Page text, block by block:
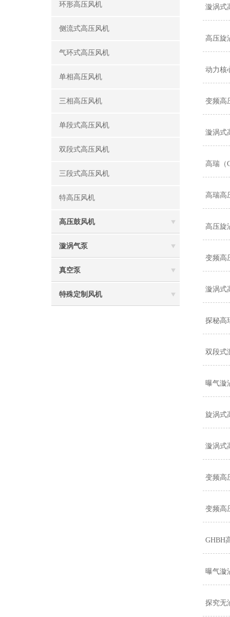
环形高压风机
侧流式高压风机
气环式高压风机
单相高压风机
三相高压风机
单段式高压风机
双段式高压风机
三段式高压风机
特高压风机
高压鼓风机
漩涡气泵
真空泵
特殊定制风机
漩涡式
高压旋
动力核
变频高
漩涡式
高瑞（
高瑞高
高压旋
变频高
漩涡式
探秘高
双段式
曝气漩
旋涡式
漩涡式
变频高
变频高
GHBH
曝气漩
探究无